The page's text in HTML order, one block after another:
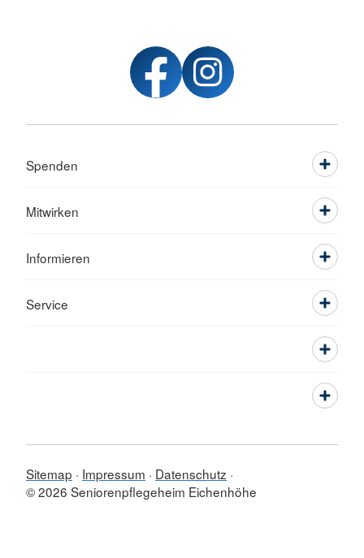
Spenden
Mitwirken
Informieren
Service
Sitemap Impressum
Datenschutz
© 2026 Seniorenpflegeheim Eichenhöhe